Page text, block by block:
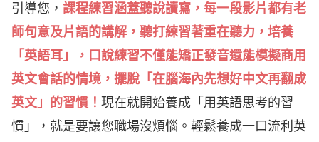
引導您， 課程練習涵蓋聽說讀寫，每一段影片都有老
師句意及片語的講解，聽打練習著重在聽力，培養
「英語耳」，口說練習不僅能矯正發音還能模擬商用
英文會話的情境，擺脫「在腦海內先想好中文再翻成
英文」的習慣！ 現在就開始養成「用英語思考的習
慣」，就是要讓您職場沒煩惱。輕鬆養成一口流利英